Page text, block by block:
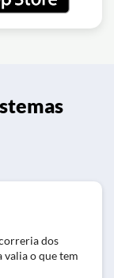
dos
valia o que tem